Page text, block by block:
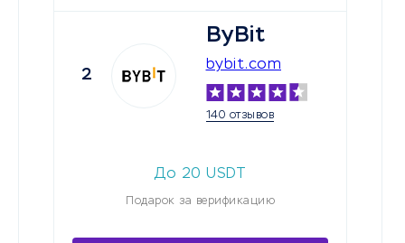
2
ByBit
bybit.com
140 отзывов
До 20 USDT
Подарок за верификацию